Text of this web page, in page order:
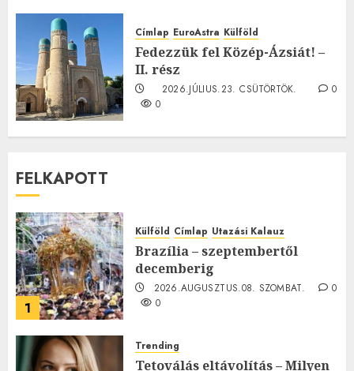
2026.JÚLIUS.23. CSÜTÖRTÖK.
0
Címlap EuroAstra Külföld
Fedezzük fel Közép-Ázsiát! –
II. rész
2026.JÚLIUS.23. CSÜTÖRTÖK.
0
0
FELKAPOTT
1
Külföld Címlap Utazási Kalauz
Brazília – szeptembertől
decemberig
2026.AUGUSZTUS.08. SZOMBAT.
0
0
Trending
Tetoválás eltávolítás – Milyen